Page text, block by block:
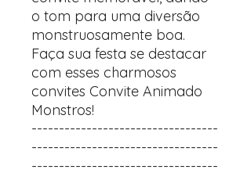
o tom para uma diversão
monstruosamente boa.
Faça sua festa se destacar
com esses charmosos
convites Convite Animado
Monstros!
----------------------------------
----------------------------------
----------------------------------